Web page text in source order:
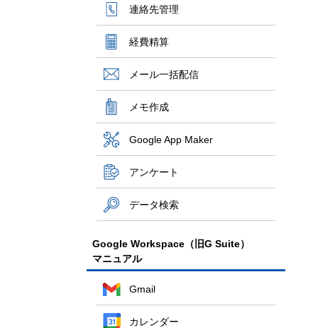
連絡先管理
経費精算
メール一括配信
メモ作成
Google App Maker
アンケート
データ検索
Google Workspace（旧G Suite）
マニュアル
Gmail
カレンダー